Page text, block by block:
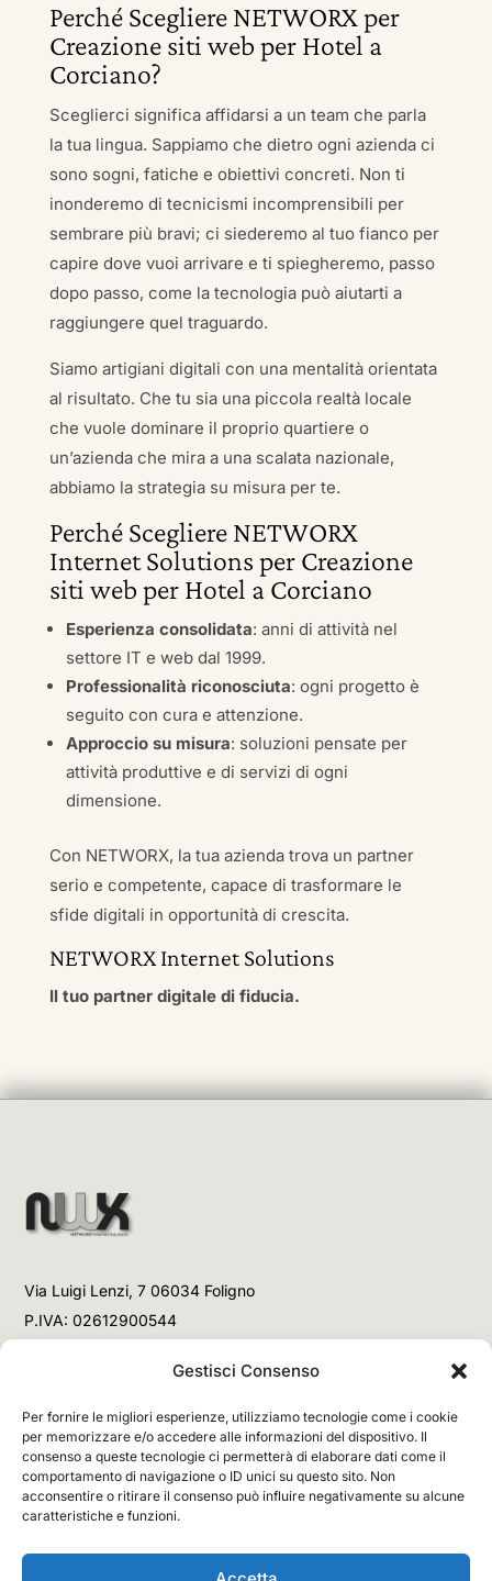
Gestisci Consenso
Per fornire le migliori esperienze, utilizziamo tecnologie come i cookie
per memorizzare e/o accedere alle informazioni del dispositivo. Il
consenso a queste tecnologie ci permetterà di elaborare dati come il
comportamento di navigazione o ID unici su questo sito. Non
acconsentire o ritirare il consenso può influire negativamente su alcune
caratteristiche e funzioni.
Perché Scegliere NETWORX per
Creazione siti web per Hotel a
Corciano?
Sceglierci significa affidarsi a un team che parla
la tua lingua. Sappiamo che dietro ogni azienda ci
sono sogni, fatiche e obiettivi concreti. Non ti
inonderemo di tecnicismi incomprensibili per
sembrare più bravi; ci siederemo al tuo fianco per
capire dove vuoi arrivare e ti spiegheremo, passo
dopo passo, come la tecnologia può aiutarti a
raggiungere quel traguardo.
Siamo artigiani digitali con una mentalità orientata
al risultato. Che tu sia una piccola realtà locale
che vuole dominare il proprio quartiere o
un’azienda che mira a una scalata nazionale,
abbiamo la strategia su misura per te.
Perché Scegliere NETWORX
Internet Solutions per Creazione
siti web per Hotel a Corciano
Esperienza consolidata: anni di attività nel
settore IT e web dal 1999.
Professionalità riconosciuta: ogni progetto è
seguito con cura e attenzione.
Approccio su misura: soluzioni pensate per
attività produttive e di servizi di ogni
dimensione.
Con NETWORX, la tua azienda trova un partner
serio e competente, capace di trasformare le
sfide digitali in opportunità di crescita.
NETWORX Internet Solutions
Il tuo partner digitale di fiducia.
Via Luigi Lenzi, 7 06034 Foligno
P.IVA: 02612900544
+39 3477853708 (Chiamata)
Email
info@networx.it